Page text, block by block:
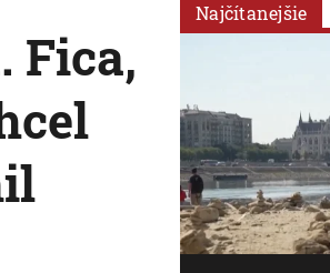
Fica,
Najčítanejšie